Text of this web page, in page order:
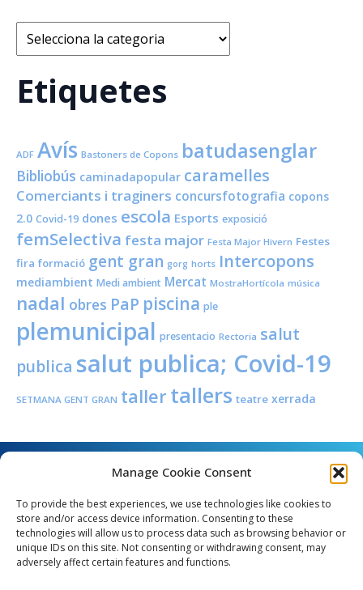
Manage Cookie Consent
To provide the best experiences, we use technologies like cookies to
store and/or access device information. Consenting to these
technologies will allow us to process data such as browsing behavior or
unique IDs on this site. Not consenting or withdrawing consent, may
adversely affect certain features and functions.
Categories
Etiquetes
ADF Avís Bastoners de Copons batudasenglar
Bibliobús caminadapopular caramelles
Comerciants i traginers concursfotografia copons
2.0 Covid-19 dones escola Esports exposició
femSelectiva festa major Festa Major Hivern Festes
fira formació gent gran gorg horts Intercopons
mediambient Medi ambient Mercat MostraHortícola música
nadal obres PaP piscina ple
plemunicipal presentacio Rectoria salut
publica salut publica; Covid-19
SETMANA GENT GRAN taller tallers teatre xerrada
Angel Guimerà, 8 - 08289 Copons